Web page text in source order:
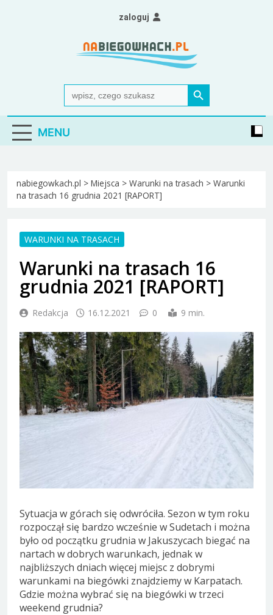
Nabiegowkach.pl
portal miłośników narciarstwa biegowego
Search
for:
Search Button
zaloguj
MENU
nabiegowkach.pl > Miejsca > Warunki na trasach > Warunki
na trasach 16 grudnia 2021 [RAPORT]
WARUNKI NA TRASACH
Warunki na trasach 16
grudnia 2021 [RAPORT]
Redakcja 16.12.2021 0 9 min.
Sytuacja w górach się odwróciła. Sezon w tym roku
rozpoczął się bardzo wcześnie w Sudetach i można
było od początku grudnia w Jakuszycach biegać na
nartach w dobrych warunkach, jednak w
najbliższych dniach więcej miejsc z dobrymi
warunkami na biegówki znajdziemy w Karpatach.
Gdzie można wybrać się na biegówki w trzeci
weekend grudnia?